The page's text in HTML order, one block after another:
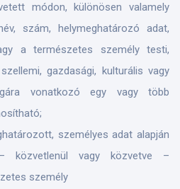
módon, különösen valamely
szám, helymeghatározó adat,
a természetes személy testi,
gazdasági, kulturális vagy
vonatkozó egy vagy több
személyes adat alapján
közvetlenül vagy közvetve –
személy